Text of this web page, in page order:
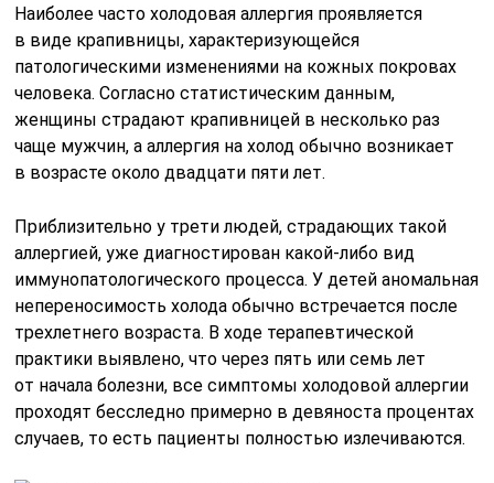
Наиболее часто холодовая аллергия проявляется
в виде крапивницы, характеризующейся
патологическими изменениями на кожных покровах
человека. Согласно статистическим данным,
женщины страдают крапивницей в несколько раз
чаще мужчин, а аллергия на холод обычно возникает
в возрасте около двадцати пяти лет.
Приблизительно у трети людей, страдающих такой
аллергией, уже диагностирован какой-либо вид
иммунопатологического процесса. У детей аномальная
непереносимость холода обычно встречается после
трехлетнего возраста. В ходе терапевтической
практики выявлено, что через пять или семь лет
от начала болезни, все симптомы холодовой аллергии
проходят бесследно примерно в девяноста процентах
случаев, то есть пациенты полностью излечиваются.